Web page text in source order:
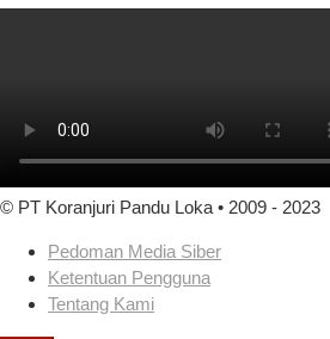
© PT Koranjuri Pandu Loka • 2009 - 2023
Pedoman Media Siber
Ketentuan Pengguna
Tentang Kami